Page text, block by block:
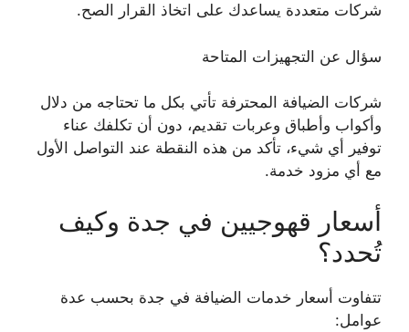
شركات متعددة يساعدك على اتخاذ القرار الصح.
سؤال عن التجهيزات المتاحة
شركات الضيافة المحترفة تأتي بكل ما تحتاجه من دلال
وأكواب وأطباق وعربات تقديم، دون أن تكلفك عناء
توفير أي شيء، تأكد من هذه النقطة عند التواصل الأول
مع أي مزود خدمة.
أسعار قهوجيين في جدة وكيف
تُحدد؟
تتفاوت أسعار خدمات الضيافة في جدة بحسب عدة
عوامل: